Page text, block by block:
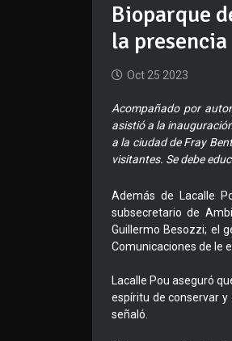
Bioparque
la
Oct 25 2023
Acompañado por
asistió a la
a la ciudad de Fray
visitantes. Se debe
Además de Lacalle
subsecretario de
Guillermo Besozzi; el
Comunicaciones de le
Lacalle Pou aseguró
espíritu de conservar y
señaló.